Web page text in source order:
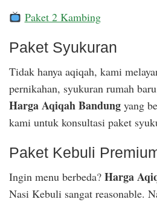
Paket 2 Kambing
Paket Syukuran
Tidak hanya aqiqah, kami
pernikahan, syukuran rumah
Harga Aqiqah Bandung yang
kami untuk konsultasi paket
Paket Kebuli
Ingin menu berbeda? Harga
Nasi Kebuli sangat reasonable.